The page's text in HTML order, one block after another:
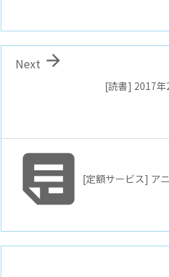
[読書] 2017年

Next
[定額サービス] ア